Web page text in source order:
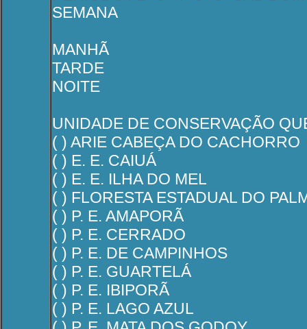
SEMANA
MANHÃ
TARDE
NOITE
UNIDADE DE CONSERVAÇÃO
( ) ARIE CABEÇA DO CACHORRO
( ) E. E. CAIUÁ
( ) E. E. ILHA DO MEL
( ) FLORESTA ESTADUAL DO
( ) P. E. AMAPORÃ
( ) P. E. CERRADO
( ) P. E. DE CAMPINHOS
( ) P. E. GUARTELÁ
( ) P. E. IBIPORÃ
( ) P. E. LAGO AZUL